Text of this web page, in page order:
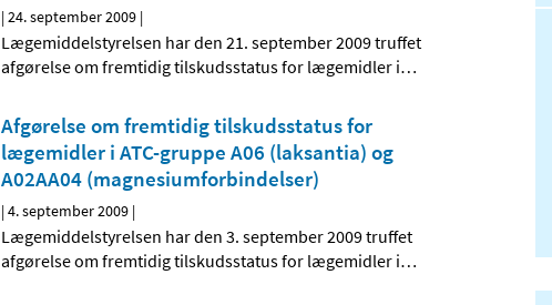
|24. september 2009 |
Lægemiddelstyrelsen har den 21. september 2009 truffet
afgørelse om fremtidig tilskudsstatus for lægemidler i…
Afgørelse om fremtidig tilskudsstatus for
lægemidler i ATC-gruppe A06 (laksantia) og
A02AA04 (magnesiumforbindelser)
|4. september 2009 |
Lægemiddelstyrelsen har den 3. september 2009 truffet
afgørelse om fremtidig tilskudsstatus for lægemidler i…